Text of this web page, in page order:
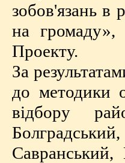
зобов'язань в
на громаду»,
Проекту.
За
до методики
відбору
Савранський,